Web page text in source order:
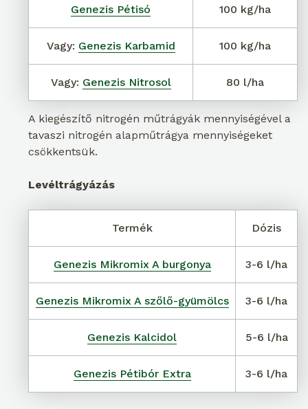
Genezis Pétisó 100 kg/ha
Vagy: Genezis Karbamid 100 kg/ha
Vagy: Genezis Nitrosol 80 l/ha
A kiegészítő nitrogén műtrágyák mennyiségével a
tavaszi nitrogén alapműtrágya mennyiségeket
csökkentsük.
Levéltrágyázás
Termék Dózis
Genezis Mikromix A burgonya 3-6 l/ha
Genezis Mikromix A szőlő-gyümölcs 3-6 l/ha
Genezis Kalcidol 5-6 l/ha
Genezis Pétibór Extra 3-6 l/ha